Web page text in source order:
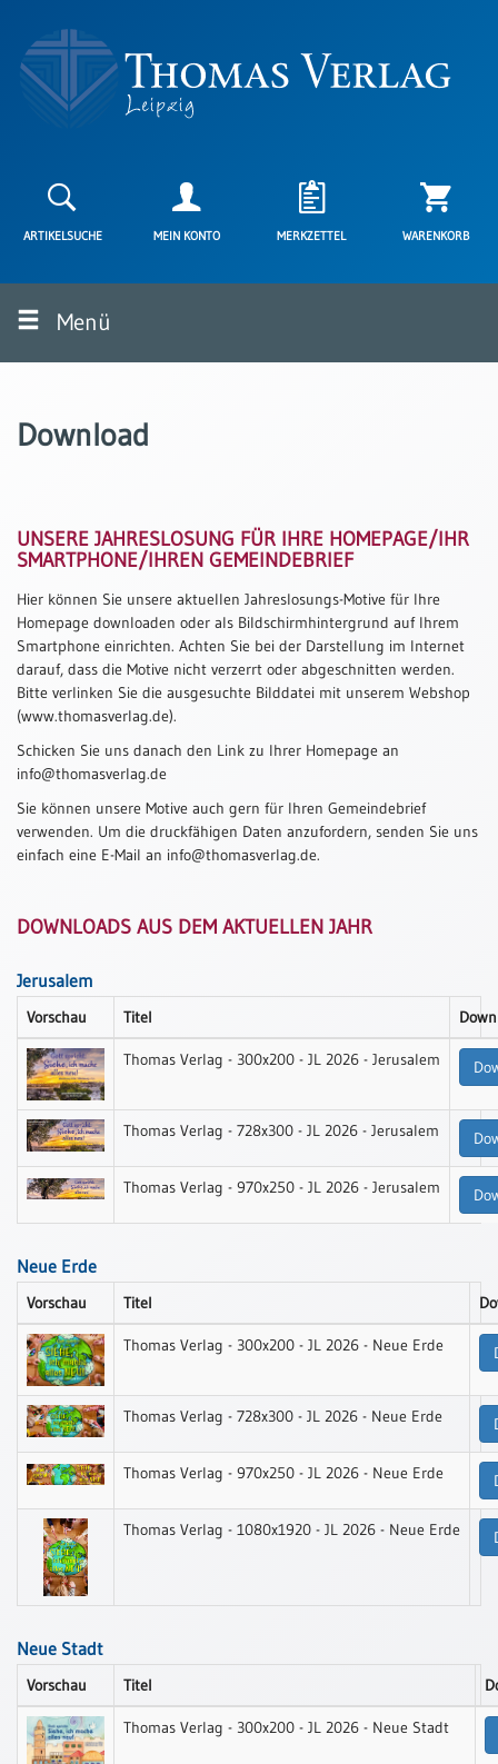
ARTIKELSUCHE MEIN KONTO MERKZETTEL WARENKORB
Menü
Neuerscheinungen
Kartenarten
Neuerscheinungen
Leipziger
Ewigkeitssonntag
Thomaskarten
Grußkarten
Sortimente
Themen
&
Anlässe
Geburtstag
/
Wünsche
Segenswünsche
Lebensart
Freundschaft
Begleitung
Meditation
/
Stille
Zeit
Lyrik
/
Gedichte
Psalmen
/
/
Gebete
Ermutigung
/
Trost
Trauer
/
Schulanfang
Kindergeburtstag
Konfirmation
Firmung
/
Erstkommunion
Liebe
/
Download
UNSERE JAHRESLOSUNG FÜR IHRE HOMEPAGE/IHR
SMARTPHONE/IHREN GEMEINDEBRIEF
Hier können Sie unsere aktuellen Jahreslosungs-Motive für Ihre
Homepage downloaden oder als Bildschirmhintergrund auf Ihrem
Smartphone einrichten. Achten Sie bei der Darstellung im Internet
darauf, dass die Motive nicht verzerrt oder abgeschnitten werden.
Bitte verlinken Sie die ausgesuchte Bilddatei mit unserem Webshop
(www.thomasverlag.de).
Schicken Sie uns danach den Link zu Ihrer Homepage an
info@thomasverlag.de
Sie können unsere Motive auch gern für Ihren Gemeindebrief
verwenden. Um die druckfähigen Daten anzufordern, senden Sie uns
einfach eine E-Mail an info@thomasverlag.de.
DOWNLOADS AUS DEM AKTUELLEN JAHR
Jerusalem
Vorschau Titel
Thomas Verlag - 300x200 - JL 2026 - Jerusalem
Thomas Verlag - 728x300 - JL 2026 - Jerusalem
Thomas Verlag - 970x250 - JL 2026 - Jerusalem
Neue Erde
Vorschau Titel
Thomas Verlag - 300x200 - JL 2026 - Neue Erde
Thomas Verlag - 728x300 - JL 2026 - Neue Erde
Thomas Verlag - 970x250 - JL 2026 - Neue Erde
Thomas Verlag - 1080x1920 - JL 2026 - Neue Erde
Neue Stadt
Vorschau Titel
Thomas Verlag - 300x200 - JL 2026 - Neue Stadt